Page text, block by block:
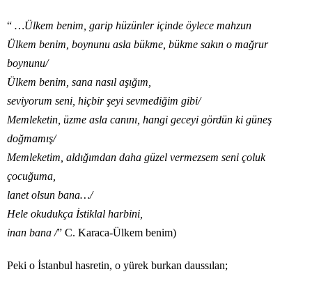
“ …Ülkem benim, garip hüzünler içinde öylece mahzun
Ülkem benim, boynunu asla bükme, bükme sakın o mağrur
boynunu/
Ülkem benim, sana nasıl aşığım,
seviyorum seni, hiçbir şeyi sevmediğim gibi/
Memleketin, üzme asla canını, hangi geceyi gördün ki güneş
doğmamış/
Memleketim, aldığımdan daha güzel vermezsem seni çoluk
çocuğuma,
lanet olsun bana…/
Hele okudukça İstiklal harbini,
inan bana /” C. Karaca-Ülkem benim)
Peki o İstanbul hasretin, o yürek burkan daussılan;